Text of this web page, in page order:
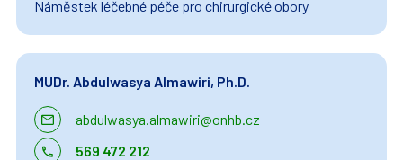
Náměstek léčebné péče pro chirurgické obory
MUDr. Abdulwasya Almawiri, Ph.D.
abdulwasya.almawiri@onhb.cz
569 472 212